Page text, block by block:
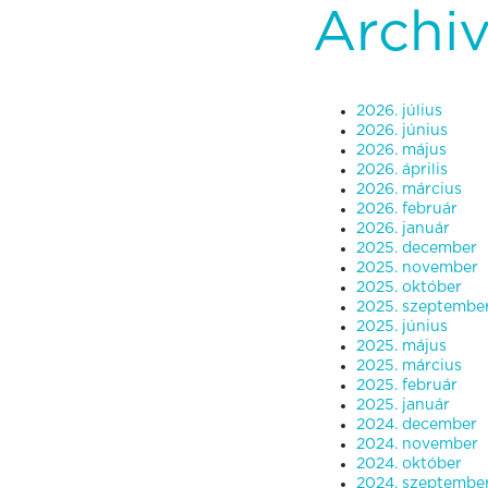
2026. július
2026. június
2026. május
2026. április
2026. március
2026. február
2026. január
2025. december
2025. november
2025. október
2025.
2025. június
2025. május
2025. március
2025. február
2025. január
2024. december
2024. november
2024. október
2024.